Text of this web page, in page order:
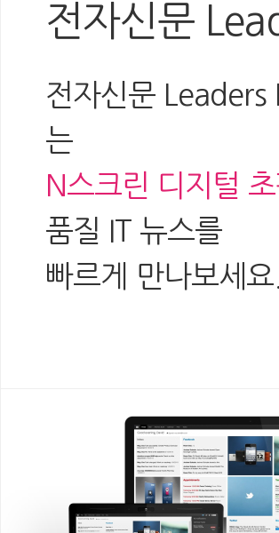
전자신문
전자신문 Leaders
는
N스크린 디지털
품질 IT 뉴스를
빠르게 만나보세요.